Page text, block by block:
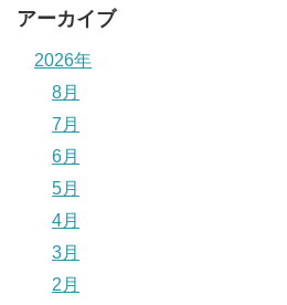
アーカイブ
2026年
8月
7月
6月
5月
4月
3月
2月